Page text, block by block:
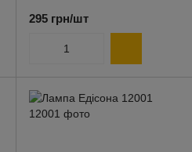
295 грн/шт